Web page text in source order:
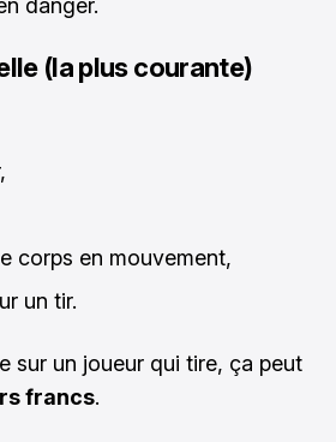
danger.
(la plus courante)
corps en mouvement,
un tir.
sur un joueur qui tire, ça peut
francs.